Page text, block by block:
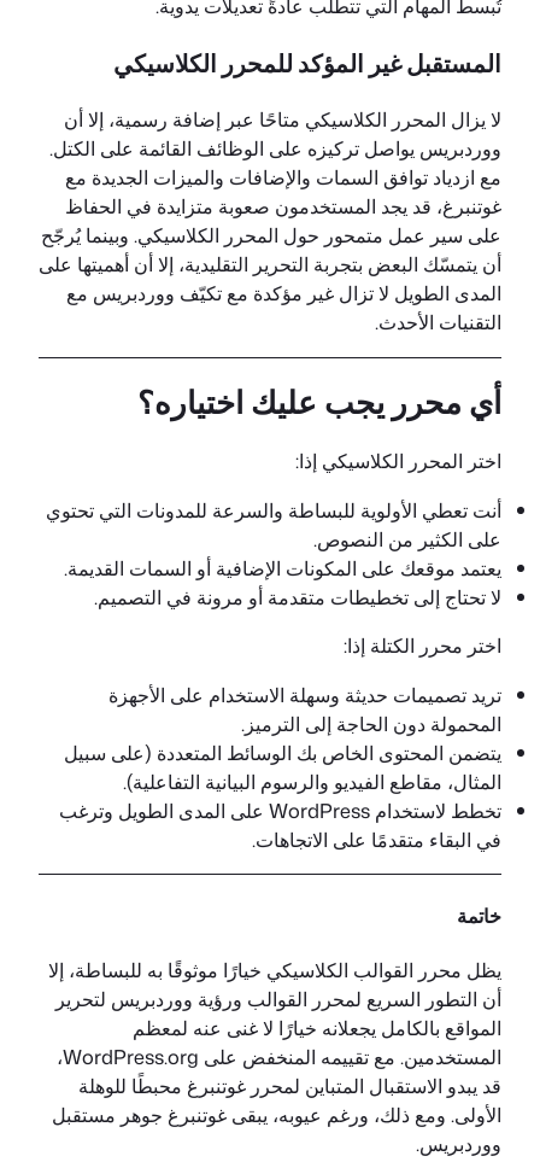
المستقبل غير المؤكد للمحرر الكلاسيكي
لا يزال المحرر الكلاسيكي متاحًا عبر إضافة رسمية، إلا أن
ووردبريس يواصل تركيزه على الوظائف القائمة على الكتل.
مع ازدياد توافق السمات والإضافات والميزات الجديدة مع
غوتنبرغ، قد يجد المستخدمون صعوبة متزايدة في الحفاظ
على سير عمل متمحور حول المحرر الكلاسيكي. وبينما يُرجّح
أن يتمسّك البعض بتجربة التحرير التقليدية، إلا أن أهميتها على
المدى الطويل لا تزال غير مؤكدة مع تكيّف ووردبريس مع
التقنيات الأحدث.
أي محرر يجب عليك اختياره؟
اختر المحرر الكلاسيكي إذا:
أنت تعطي الأولوية للبساطة والسرعة للمدونات التي تحتوي
على الكثير من النصوص.
يعتمد موقعك على المكونات الإضافية أو السمات القديمة.
لا تحتاج إلى تخطيطات متقدمة أو مرونة في التصميم.
اختر محرر الكتلة إذا:
تريد تصميمات حديثة وسهلة الاستخدام على الأجهزة
المحمولة دون الحاجة إلى الترميز.
يتضمن المحتوى الخاص بك الوسائط المتعددة (على سبيل
المثال، مقاطع الفيديو والرسوم البيانية التفاعلية).
تخطط لاستخدام WordPress على المدى الطويل وترغب
في البقاء متقدمًا على الاتجاهات.
خاتمة
يظل محرر القوالب الكلاسيكي خيارًا موثوقًا به للبساطة، إلا
أن التطور السريع لمحرر القوالب ورؤية ووردبريس لتحرير
المواقع بالكامل يجعلانه خيارًا لا غنى عنه لمعظم
المستخدمين. مع تقييمه المنخفض على WordPress.org،
قد يبدو الاستقبال المتباين لمحرر غوتنبرغ محبطًا للوهلة
الأولى. ومع ذلك، ورغم عيوبه، يبقى غوتنبرغ جوهر مستقبل
ووردبريس.